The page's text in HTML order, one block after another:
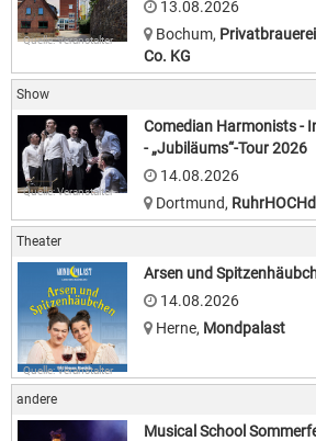
Quelle: Veranstalter
13.08.2026
Bochum,
Co. KG
Show
Quelle: Veranstalter
Comedian Harmonists -
- „Jubiläums“-Tour 2026
14.08.2026
Dortmund,
Theater
Quelle: Veranstalter
Arsen und
14.08.2026
Herne, Mondpalast
andere
Musical School